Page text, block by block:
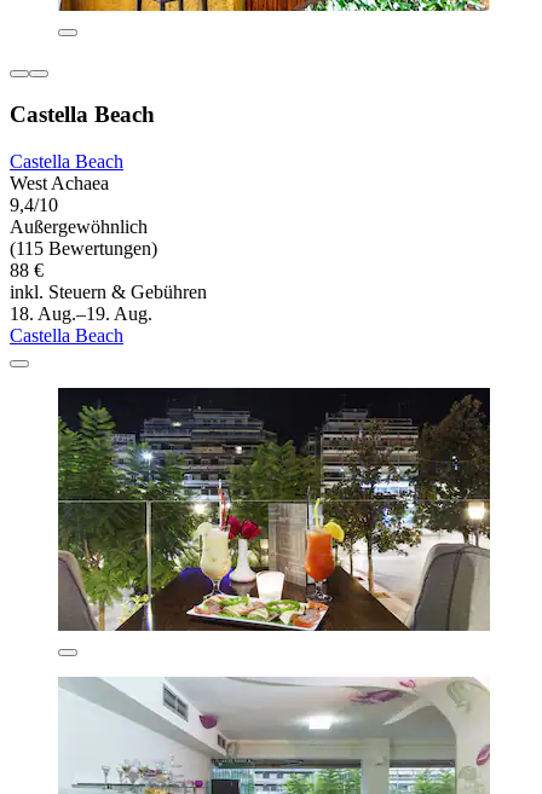
Castella Beach
Castella Beach
West Achaea
9,4/10
Außergewöhnlich
(115 Bewertungen)
88 €
inkl. Steuern & Gebühren
18. Aug.–19. Aug.
Castella Beach